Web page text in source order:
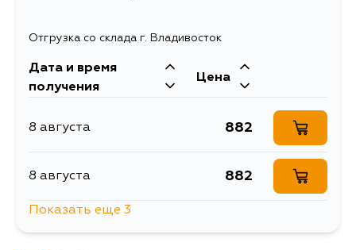
Отгрузка со склада г. Владивосток
Дата и время
получения
Цена
8 августа 882
8 августа 882
Показать еще 3